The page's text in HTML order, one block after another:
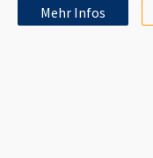
Mehr Infos